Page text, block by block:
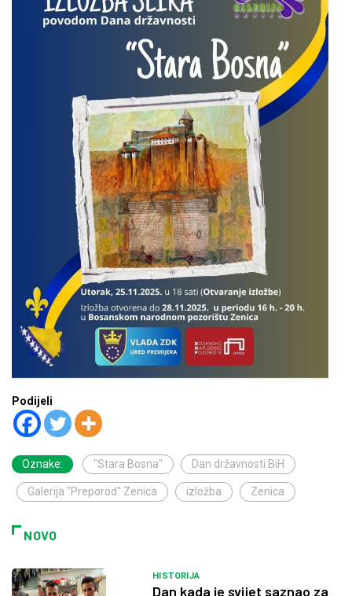
Podijeli
Oznake: "Stara Bosna" Dan državnosti BiH
Galerija "Preporod" Zenica izložba Zenica
NOVO
HISTORIJA
Dan kada je svijet saznao za